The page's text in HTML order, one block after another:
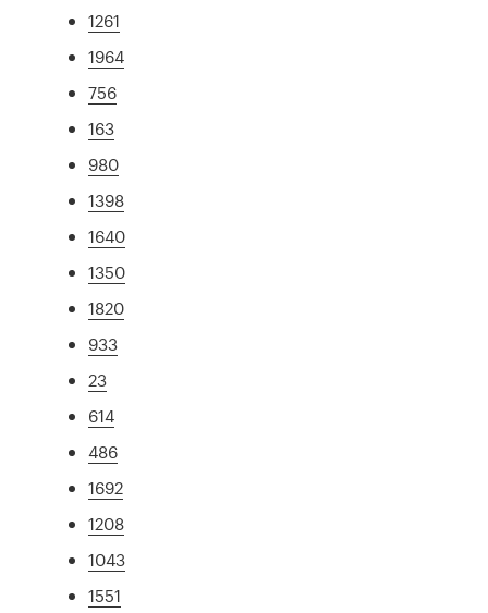
1261
1964
756
163
980
1398
1640
1350
1820
933
23
614
486
1692
1208
1043
1551